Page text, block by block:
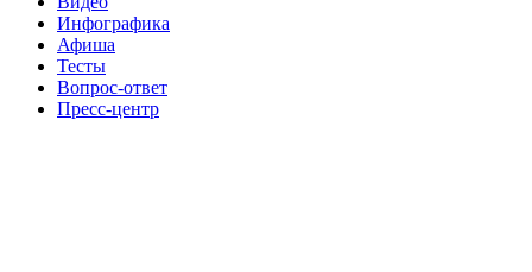
Инфографика
Афиша
Тесты
Вопрос-ответ
Пресс-центр